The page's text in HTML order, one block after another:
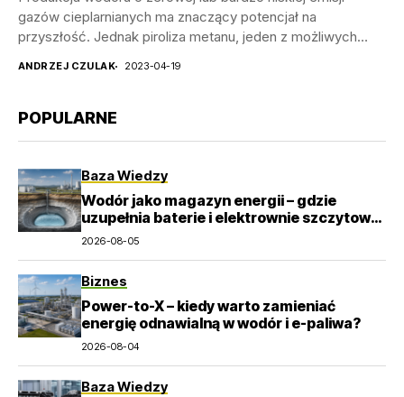
gazów cieplarnianych ma znaczący potencjał na
przyszłość. Jednak piroliza metanu, jeden z możliwych
ANDRZEJ CZULAK 2023-04-19
POPULARNE
Baza Wiedzy
Wodór jako magazyn energii – gdzie
uzupełnia baterie i elektrownie szczytowo-
pompowe?
2026-08-05
Biznes
Power-to-X – kiedy warto zamieniać
energię odnawialną w wodór i e-paliwa?
2026-08-04
Baza Wiedzy